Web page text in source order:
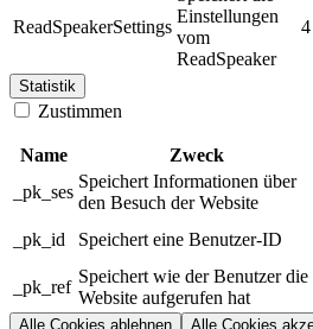
ReadSpeakerSettings
Einstellungen
vom
ReadSpeaker
Statistik
Zustimmen
Name Zweck
_pk_ses
Speichert Informationen über
den Besuch der Website
_pk_id Speichert eine Benutzer-ID
_pk_ref
Speichert wie der Benutzer die
Website aufgerufen hat
Alle Cookies ablehnen Alle Cookies